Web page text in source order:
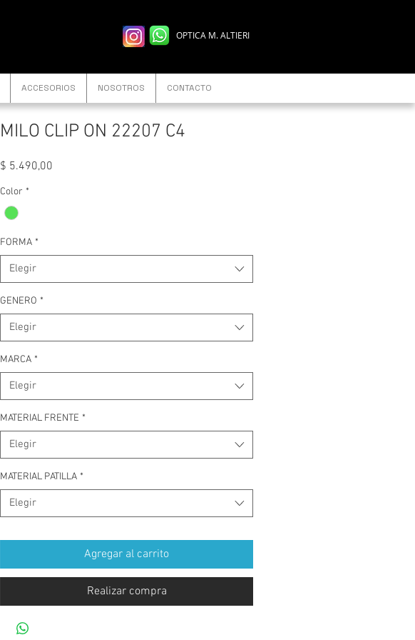
OPTICA M. ALTIERI
ACCESORIOS NOSOTROS CONTACTO
MILO CLIP ON 22207 C4
$ 5.490,00
Color *
FORMA *
Elegir
GENERO *
Elegir
MARCA *
Elegir
MATERIAL FRENTE *
Elegir
MATERIAL PATILLA *
Elegir
Agregar al carrito
Realizar compra